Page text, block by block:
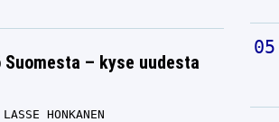
– kyse uudesta
LASSE HONKANEN